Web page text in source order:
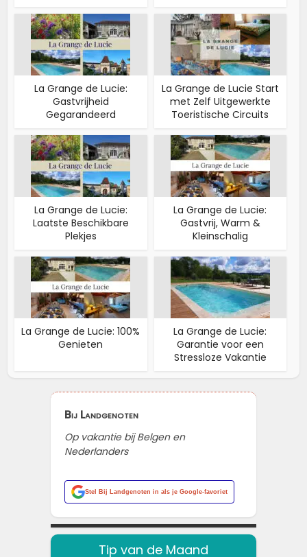
La Grange de Lucie:
Gastvrijheid
Gegarandeerd
La Grange de Lucie Start
met Zelf Uitgewerkte
Toeristische Circuits
La Grange de Lucie:
Laatste Beschikbare
Plekjes
La Grange de Lucie:
Gastvrij, Warm &
Kleinschalig
La Grange de Lucie: 100%
Genieten
La Grange de Lucie:
Garantie voor een
Stressloze Vakantie
Bij Landgenoten
Op vakantie bij Belgen en
Nederlanders
Stel Bij Landgenoten in als je Google-favoriet
Tip van de Maand